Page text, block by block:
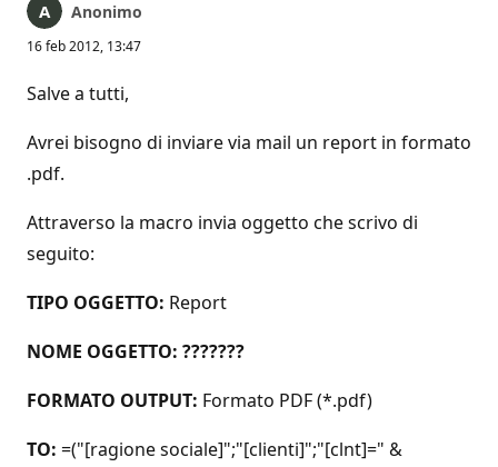
Anonimo
16 feb 2012, 13:47
Salve a tutti,
Avrei bisogno di inviare via mail un report in formato
.pdf.
Attraverso la macro invia oggetto che scrivo di
seguito:
TIPO OGGETTO: Report
NOME OGGETTO: ???????
FORMATO OUTPUT: Formato PDF (*.pdf)
TO: =("[ragione sociale]";"[clienti]";"[clnt]=" &